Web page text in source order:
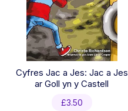
Cyfres Jac a Jes: Jac a Jes
ar Goll yn y Castell
£3.50